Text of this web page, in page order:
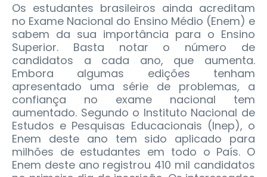
Os estudantes brasileiros ainda acreditam
no Exame Nacional do Ensino Médio (Enem) e
sabem da sua importância para o Ensino
Superior. Basta notar o número de
candidatos a cada ano, que aumenta.
Embora algumas edições tenham
apresentado uma série de problemas, a
confiança no exame nacional tem
aumentado. Segundo o Instituto Nacional de
Estudos e Pesquisas Educacionais (Inep), o
Enem deste ano tem sido aplicado para
milhões de estudantes em todo o País. O
Enem deste ano registrou 410 mil candidatos